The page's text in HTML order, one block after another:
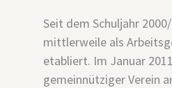
Seit dem Schuljahr
mittlerweile als
etabliert. Im Januar
gemeinnütziger Verein